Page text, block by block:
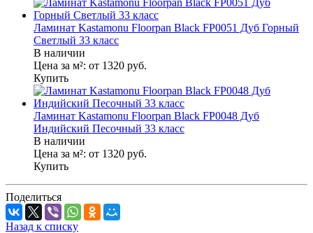
Ламинат Kastamonu Floorpan Black FP0051 Дуб Горный
Светлый 33 класс
В наличии
Цена за м²: от 1320 руб.
Купить
Ламинат Kastamonu Floorpan Black FP0048 Дуб
Индийский Песочный 33 класс
В наличии
Цена за м²: от 1320 руб.
Купить
Поделиться
Назад к списку